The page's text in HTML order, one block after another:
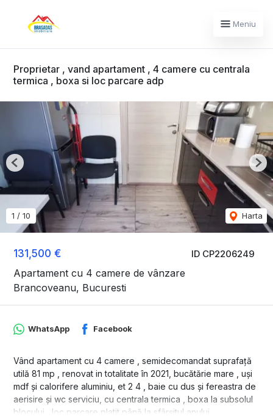
Meniu
Proprietar , vand apartament , 4 camere cu centrala
termica , boxa si loc parcare adp
ID CP2206249
131,500 €
Apartament cu 4 camere de vânzare
Brancoveanu, Bucuresti
1 / 10 Harta
Previous
WhatsApp Facebook
Vând apartament cu 4 camere , semidecomandat suprafață
utilă 81 mp , renovat in totalitate în 2021, bucătărie mare , uși
mdf și calorifere aluminiu, et 2 4 , baie cu dus și fereastra de
aerisire și wc serviciu, cu centrala termica , boxa la subsolul
blocului , loc parcare platit până la sfârșitul anului,